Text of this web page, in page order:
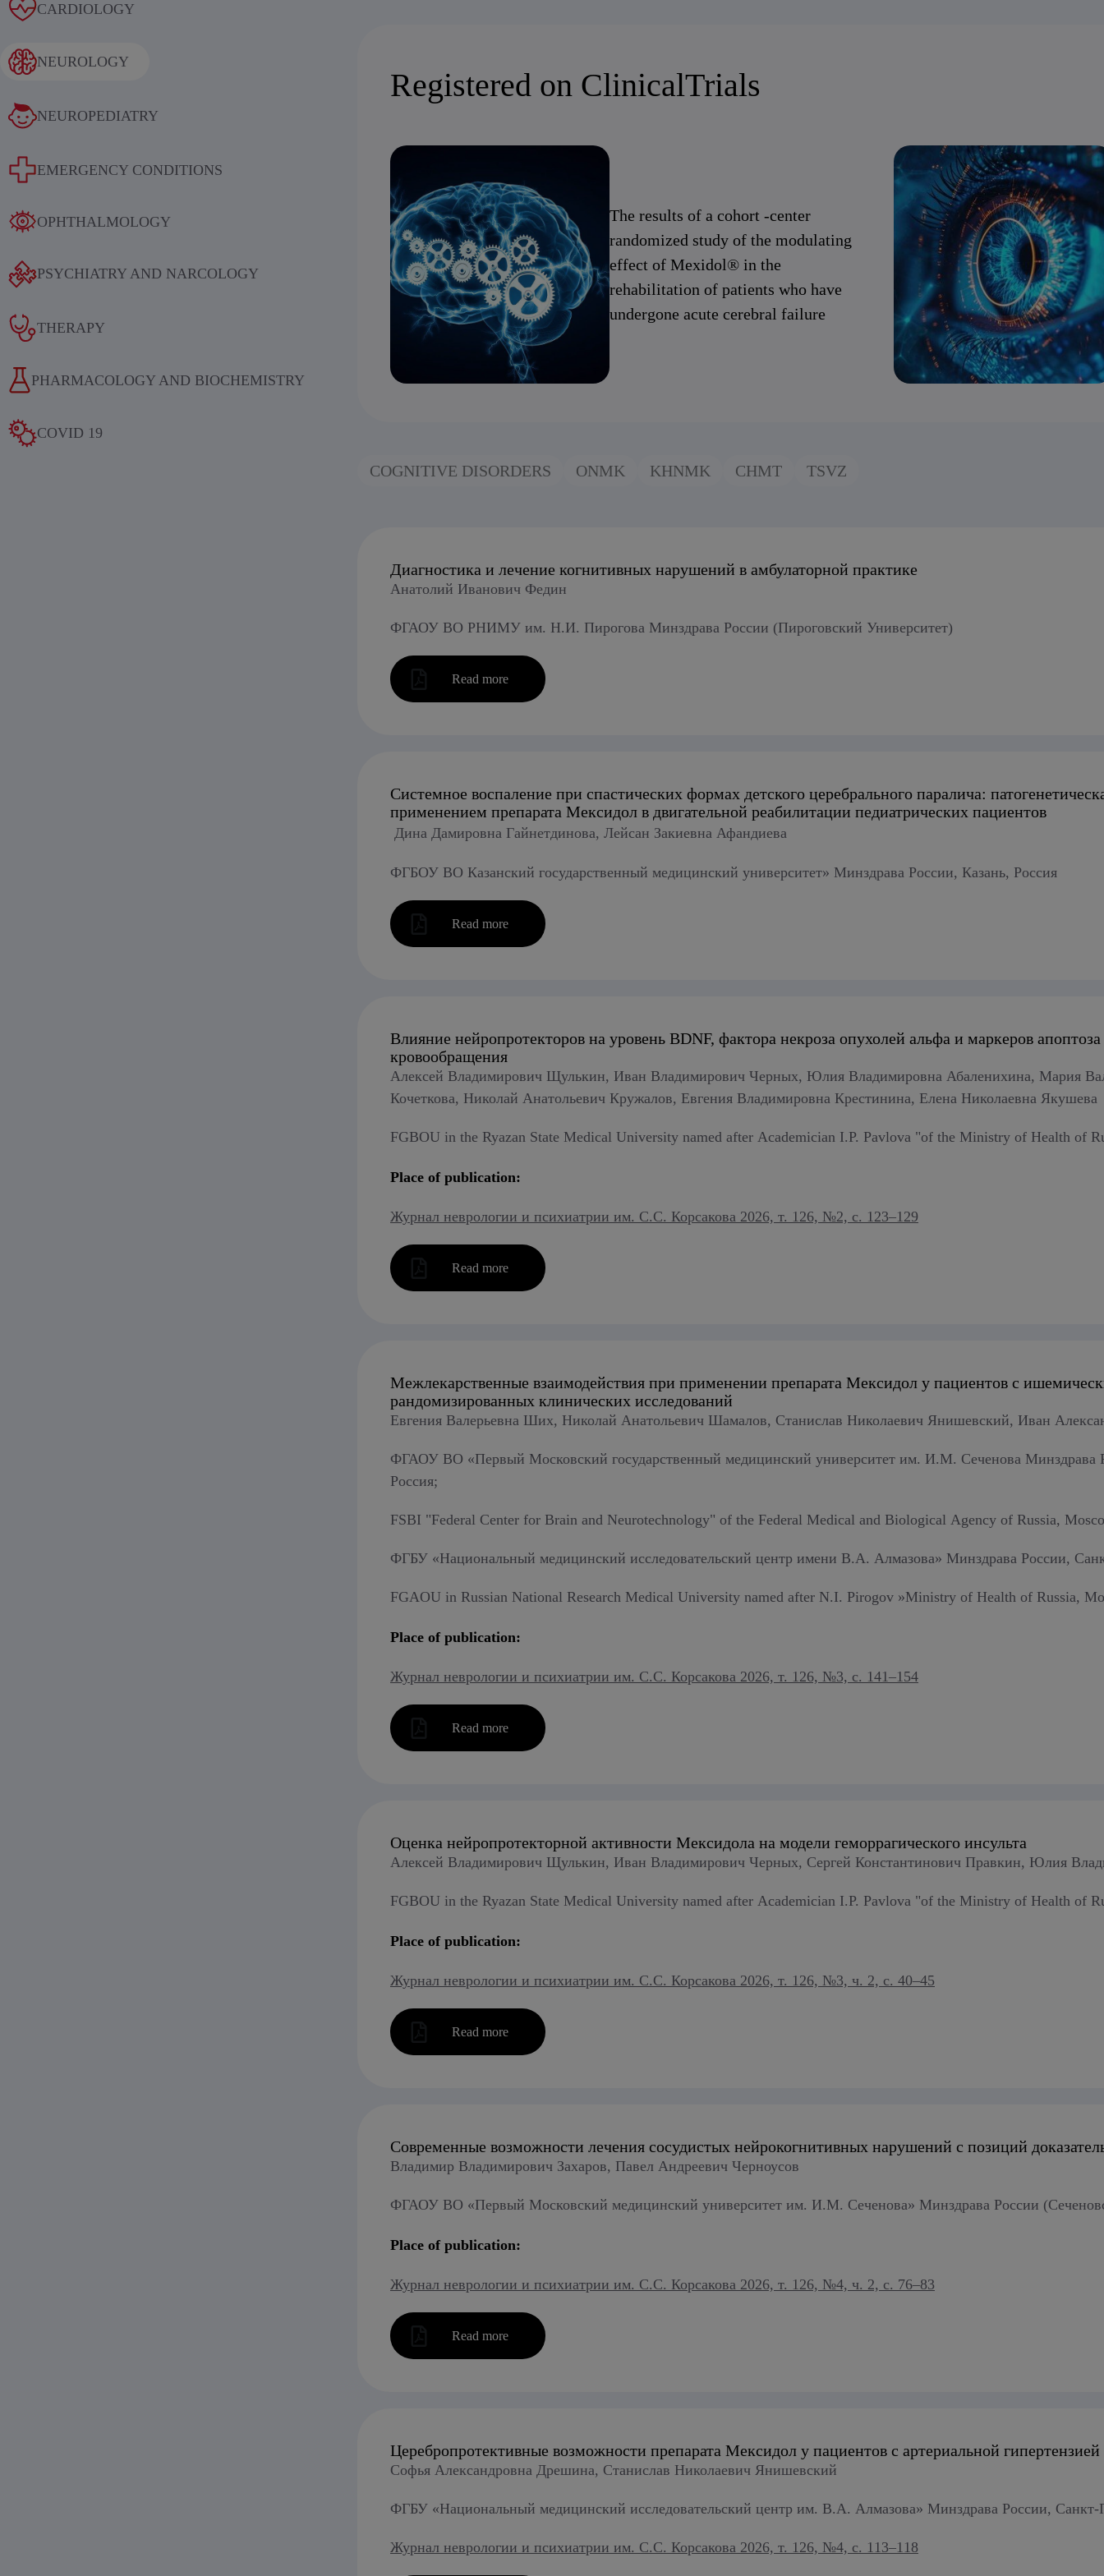
CARDIOLOGY
NEUROLOGY
NEUROPEDIATRY
EMERGENCY CONDITIONS
OPHTHALMOLOGY
PSYCHIATRY AND NARCOLOGY
THERAPY
PHARMACOLOGY AND BIOCHEMISTRY
COVID 19
Registered on ClinicalTrials
Results of an international
blind, placebo-controlled study
sequential therapy with
The results of a cohort -center
randomized study of the modulating
effect of Mexidol® in the
rehabilitation of patients who have
undergone acute cerebral failure
COGNITIVE DISORDERS ONMK KHNMK CHMT TSVZ
Диагностика и лечение когнитивных нарушений в амбулаторной практике
Анатолий Иванович Федин
ФГАОУ ВО РНИМУ им. Н.И. Пирогова Минздрава России (Пироговский Университет)
Read more
Системное воспаление при спастических формах детского церебрального паралича:
применением препарата Мексидол в двигательной реабилитации педиатрических пациентов
Дина Дамировна Гайнетдинова, Лейсан Закиевна Афандиева
ФГБОУ ВО Казанский государственный медицинский университет» Минздрава России, Казань, Россия
Read more
Влияние нейропротекторов на уровень BDNF, фактора некроза опухолей альфа и маркеров
кровообращения
Алексей Владимирович Щулькин, Иван Владимирович Черных, Юлия Владимировна Абаленихина, Мария
Кочеткова, Николай Анатольевич Кружалов, Евгения Владимировна Крестинина, Елена Николаевна Якушева
FGBOU in the Ryazan State Medical University named after Academician I.P. Pavlova "of the Ministry of Health of
Place of publication:
Журнал неврологии и психиатрии им. С.С. Корсакова 2026, т. 126, №2, с. 123–129
Read more
Межлекарственные взаимодействия при применении препарата Мексидол у пациентов с
рандомизированных клинических исследований
Евгения Валерьевна Ших, Николай Анатольевич Шамалов, Станислав Николаевич Янишевский, Иван
ФГАОУ ВО «Первый Московский государственный медицинский университет им. И.М. Сеченова Минздрава
Россия;
FSBI "Federal Center for Brain and Neurotechnology" of the Federal Medical and Biological Agency of Russia,
ФГБУ «Национальный медицинский исследовательский центр имени В.А. Алмазова» Минздрава России,
FGAOU in Russian National Research Medical University named after N.I. Pirogov »Ministry of Health of Russia,
Place of publication:
Журнал неврологии и психиатрии им. С.С. Корсакова 2026, т. 126, №3, с. 141–154
Read more
Оценка нейропротекторной активности Мексидола на модели геморрагического инсульта
Алексей Владимирович Щулькин, Иван Владимирович Черных, Сергей Константинович Правкин, Юлия
FGBOU in the Ryazan State Medical University named after Academician I.P. Pavlova "of the Ministry of Health of
Place of publication:
Журнал неврологии и психиатрии им. С.С. Корсакова 2026, т. 126, №3, ч. 2, с. 40–45
Read more
Современные возможности лечения сосудистых нейрокогнитивных нарушений с позиций
Владимир Владимирович Захаров, Павел Андреевич Черноусов
ФГАОУ ВО «Первый Московский медицинский университет им. И.М. Сеченова» Минздрава России
Place of publication:
Журнал неврологии и психиатрии им. С.С. Корсакова 2026, т. 126, №4, ч. 2, с. 76–83
Read more
Церебропротективные возможности препарата Мексидол у пациентов с артериальной гипертензией
Софья Александровна Дрешина, Станислав Николаевич Янишевский
ФГБУ «Национальный медицинский исследовательский центр им. В.А. Алмазова» Минздрава России, Санкт-
Журнал неврологии и психиатрии им. С.С. Корсакова 2026, т. 126, №4, с. 113–118